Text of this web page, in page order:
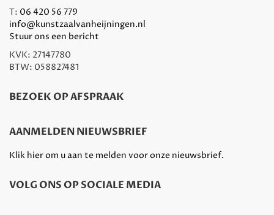
T: 06 420 56 779
info@kunstzaalvanheijningen.nl
Stuur ons een bericht
KVK: 27147780
BTW: 058827481
BEZOEK OP AFSPRAAK
AANMELDEN NIEUWSBRIEF
Klik hier om u aan te melden voor onze nieuwsbrief.
VOLG ONS OP SOCIALE MEDIA